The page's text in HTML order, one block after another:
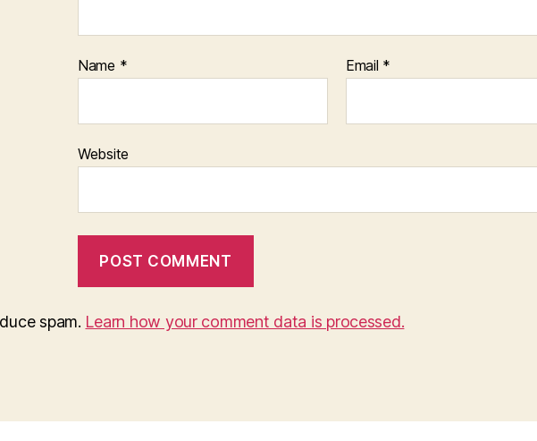
Name * Email *
Website
spam. Learn how your comment data is processed.